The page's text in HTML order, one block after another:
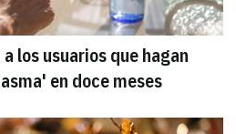
los usuarios que hagan
en doce meses